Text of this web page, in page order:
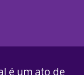
é um ato de